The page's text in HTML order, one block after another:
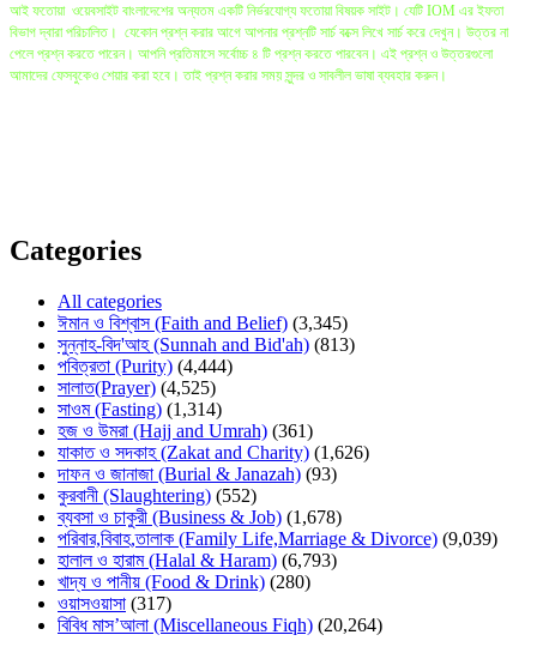
আই ফতোয়া ওয়েবসাইট বাংলাদেশের অন্যতম একটি নির্ভরযোগ্য ফতোয়া বিষয়ক সাইট। যেটি IOM এর ইফতা
বিভাগ দ্বারা পরিচালিত। যেকোন প্রশ্ন করার আগে আপনার প্রশ্নটি সার্চ বক্সে লিখে সার্চ করে দেখুন। উত্তর না
পেলে প্রশ্ন করতে পারেন। আপনি প্রতিমাসে সর্বোচ্চ ৪ টি প্রশ্ন করতে পারবেন। এই প্রশ্ন ও উত্তরগুলো
আমাদের ফেসবুকেও শেয়ার করা হবে। তাই প্রশ্ন করার সময় সুন্দর ও সাবলীল ভাষা ব্যবহার করুন।
Categories
All categories
ঈমান ও বিশ্বাস (Faith and Belief) (3,345)
সুন্নাহ-বিদ'আহ (Sunnah and Bid'ah) (813)
পবিত্রতা (Purity) (4,444)
সালাত(Prayer) (4,525)
সাওম (Fasting) (1,314)
হজ ও উমরা (Hajj and Umrah) (361)
যাকাত ও সদকাহ (Zakat and Charity) (1,626)
দাফন ও জানাজা (Burial & Janazah) (93)
কুরবানী (Slaughtering) (552)
ব্যবসা ও চাকুরী (Business & Job) (1,678)
পরিবার,বিবাহ,তালাক (Family Life,Marriage & Divorce) (9,039)
হালাল ও হারাম (Halal & Haram) (6,793)
খাদ্য ও পানীয় (Food & Drink) (280)
ওয়াসওয়াসা (317)
বিবিধ মাস’আলা (Miscellaneous Fiqh) (20,264)